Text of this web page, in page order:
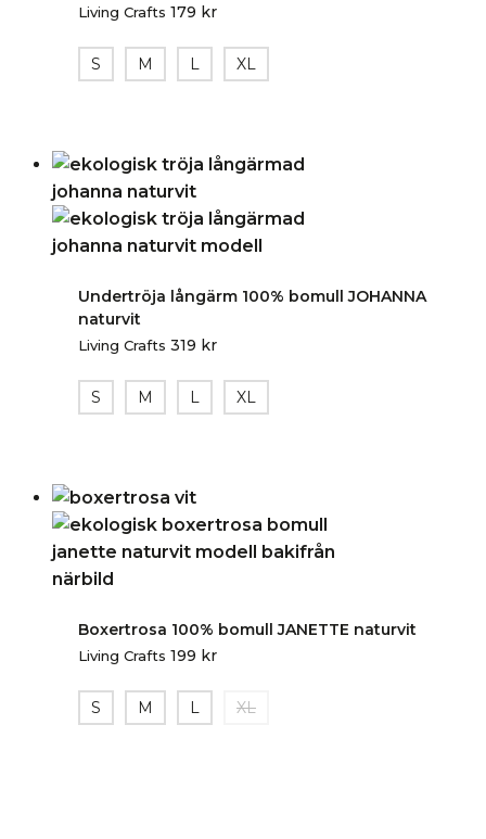
Living Crafts 179 kr
S M L XL
Undertröja långärm 100% bomull JOHANNA
naturvit
Living Crafts 319 kr
S M L XL
Boxertrosa 100% bomull JANETTE naturvit
Living Crafts 199 kr
S M L XL